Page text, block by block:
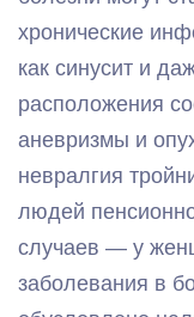
хронические
как синусит и
расположения
аневризмы и
невралгия
людей
случаев — у
заболевания в